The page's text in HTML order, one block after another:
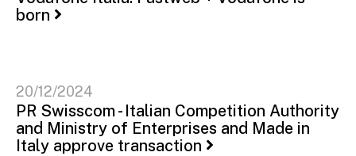
born
20/12/2024
PR Swisscom - Italian Competition Authority
and Ministry of Enterprises and Made in
Italy approve transaction